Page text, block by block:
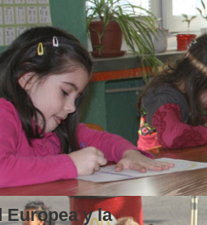
Europea y la